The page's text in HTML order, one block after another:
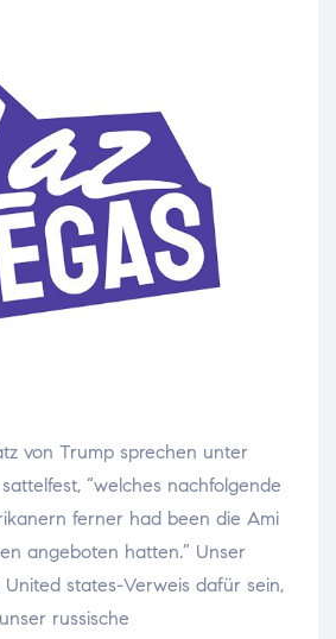
von Trump sprechen unter
“welches nachfolgende
ferner had been die Ami
angeboten hatten.” Unser
states-Verweis dafür sein,
russische